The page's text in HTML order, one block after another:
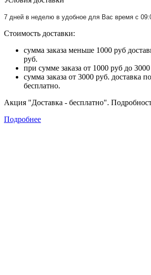
7 дней в неделю в удобное для Вас время с
Стоимость доставки:
сумма заказа меньше 1000 руб
руб.
при сумме заказа от 1000 руб до
сумма заказа от 3000 руб. доставка
бесплатно.
Акция "Доставка - бесплатно".
Подробнее